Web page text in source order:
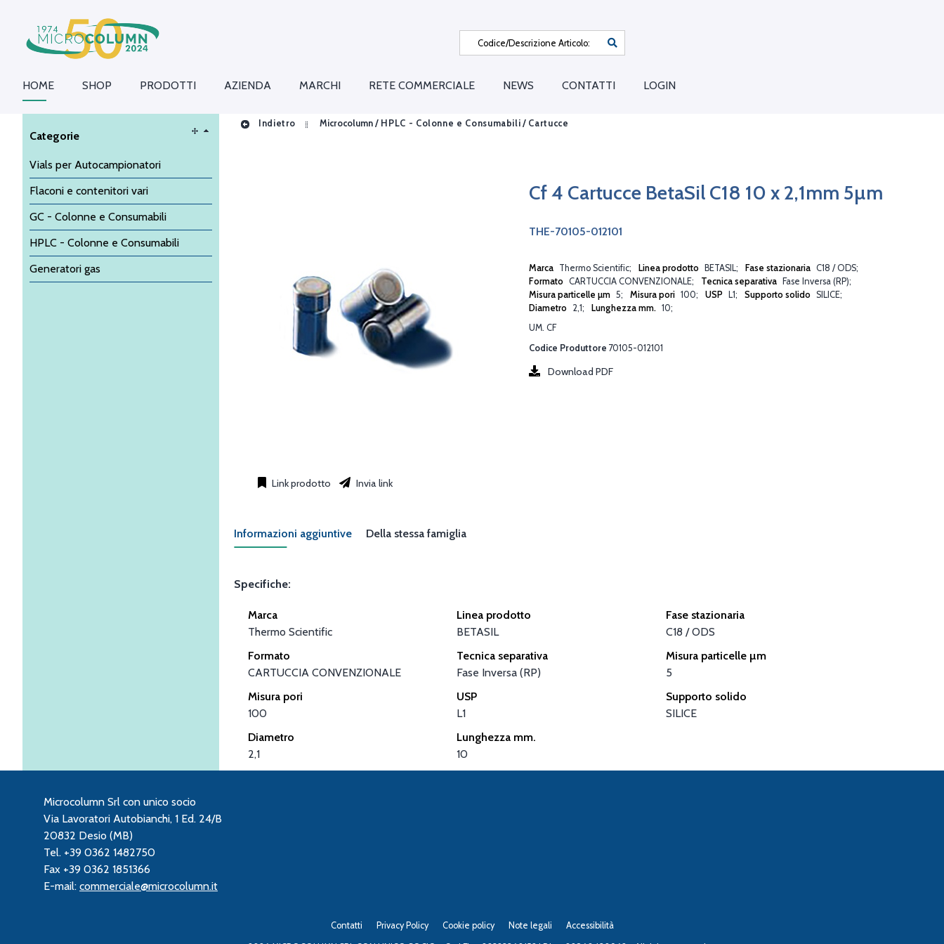
HOME SHOP PRODOTTI AZIENDA MARCHI RETE COMMERCIALE NEWS CONTATTI LOGIN
Categorie
Vials per Autocampionatori
Flaconi e contenitori vari
GC - Colonne e Consumabili
HPLC - Colonne e Consumabili
Generatori gas
Indietro Microcolumn / HPLC - Colonne e Consumabili / Cartucce
Cf 4 Cartucce BetaSil C18 10 x 2,1mm 5µm
THE-70105-012101
Marca Thermo Scientific Linea prodotto BETASIL Fase stazionaria C18 / ODS
Formato CARTUCCIA CONVENZIONALE Tecnica separativa
Fase Inversa (RP)
Misura particelle µm 5 Misura pori 100 USP L1 Supporto solido SILICE
Diametro 2,1 Lunghezza mm. 10
UM. CF
Download PDF
Codice Produttore 70105-012101
Link prodotto Invia link
Informazioni aggiuntive Della stessa famiglia
Specifiche:
Marca
Thermo Scientific
Linea prodotto
BETASIL
Fase stazionaria
C18 / ODS
Formato
CARTUCCIA CONVENZIONALE
Tecnica separativa
Fase Inversa (RP)
Misura particelle µm
5
Misura pori
100
USP
L1
Supporto solido
SILICE
Diametro
2,1
Lunghezza mm.
10
Microcolumn Srl con unico socio
Via Lavoratori Autobianchi, 1 Ed. 24/B
20832 Desio (MB)
Tel. +39 0362 1482750
Fax +39 0362 1851366
E-mail: commerciale@microcolumn.it
Contatti Privacy Policy Cookie policy Note legali Accessibilità